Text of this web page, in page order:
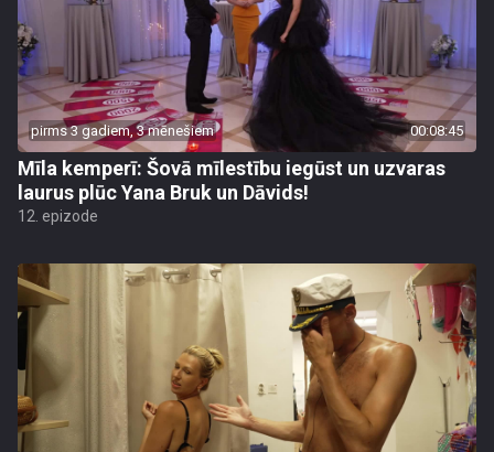
pirms 3 gadiem, 3 mēnešiem 00:08:45
Mīla kemperī: Šovā mīlestību iegūst un uzvaras
laurus plūc Yana Bruk un Dāvids!
12. epizode